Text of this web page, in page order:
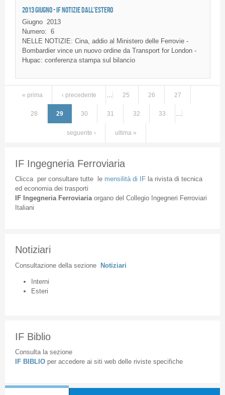
2013 GIUGNO - IF NOTIZIE DALL'ESTERO
Giugno
2013
Numero: 6
NELLE NOTIZIE: Cina, addio al Ministero delle Ferrovie -
Bombardier vince un nuovo ordine da Transport for London -
Hupac: conferenza stampa sul bilancio
Pagine
« prima ‹ precedente 25 26 27
28 29 30 31 32 33 …
seguente › ultima »
IF Ingegneria Ferroviaria
Cliccaper consultare tuttele mensilità di IFla rivista di tecnica
ed economia dei trasporti
IF Ingegneria Ferroviaria organodel Collegio Ingegneri Ferroviari
Italiani
Notiziari
Consultazione della sezione Notiziari
Interni
Esteri
IF Biblio
Consulta la sezione
IF BIBLIO per accedere ai siti web delle riviste specifiche